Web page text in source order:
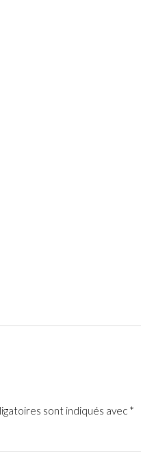
sont indiqués avec *